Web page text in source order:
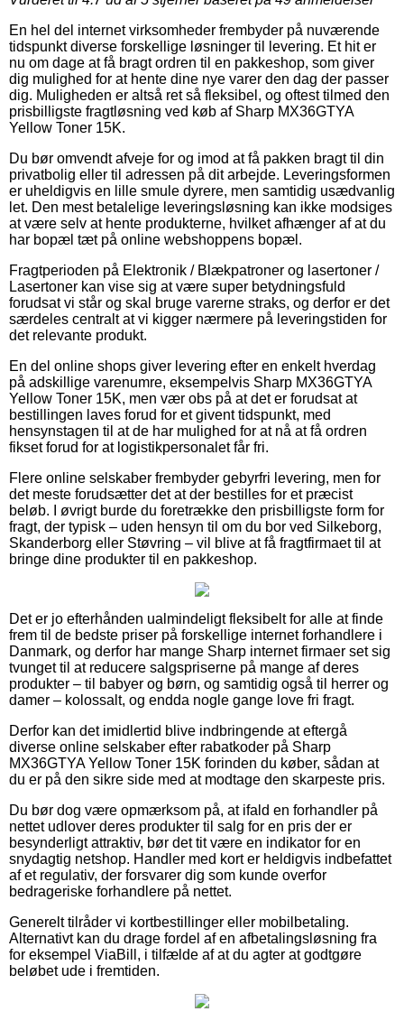
En hel del internet virksomheder frembyder på nuværende
tidspunkt diverse forskellige løsninger til levering. Et hit er
nu om dage at få bragt ordren til en pakkeshop, som giver
dig mulighed for at hente dine nye varer den dag der passer
dig. Muligheden er altså ret så fleksibel, og oftest tilmed den
prisbilligste fragtløsning ved køb af Sharp MX36GTYA
Yellow Toner 15K.
Du bør omvendt afveje for og imod at få pakken bragt til din
privatbolig eller til adressen på dit arbejde. Leveringsformen
er uheldigvis en lille smule dyrere, men samtidig usædvanlig
let. Den mest betalelige leveringsløsning kan ikke modsiges
at være selv at hente produkterne, hvilket afhænger af at du
har bopæl tæt på online webshoppens bopæl.
Fragtperioden på Elektronik / Blækpatroner og lasertoner /
Lasertoner kan vise sig at være super betydningsfuld
forudsat vi står og skal bruge varerne straks, og derfor er det
særdeles centralt at vi kigger nærmere på leveringstiden for
det relevante produkt.
En del online shops giver levering efter en enkelt hverdag
på adskillige varenumre, eksempelvis Sharp MX36GTYA
Yellow Toner 15K, men vær obs på at det er forudsat at
bestillingen laves forud for et givent tidspunkt, med
hensynstagen til at de har mulighed for at nå at få ordren
fikset forud for at logistikpersonalet får fri.
Flere online selskaber frembyder gebyrfri levering, men for
det meste forudsætter det at der bestilles for et præcist
beløb. I øvrigt burde du foretrække den prisbilligste form for
fragt, der typisk – uden hensyn til om du bor ved Silkeborg,
Skanderborg eller Støvring – vil blive at få fragtfirmaet til at
bringe dine produkter til en pakkeshop.
Det er jo efterhånden ualmindeligt fleksibelt for alle at finde
frem til de bedste priser på forskellige internet forhandlere i
Danmark, og derfor har mange Sharp internet firmaer set sig
tvunget til at reducere salgspriserne på mange af deres
produkter – til babyer og børn, og samtidig også til herrer og
damer – kolossalt, og endda nogle gange love fri fragt.
Derfor kan det imidlertid blive indbringende at eftergå
diverse online selskaber efter rabatkoder på Sharp
MX36GTYA Yellow Toner 15K forinden du køber, sådan at
du er på den sikre side med at modtage den skarpeste pris.
Du bør dog være opmærksom på, at ifald en forhandler på
nettet udlover deres produkter til salg for en pris der er
besynderligt attraktiv, bør det tit være en indikator for en
snydagtig netshop. Handler med kort er heldigvis indbefattet
af et regulativ, der forsvarer dig som kunde overfor
bedrageriske forhandlere på nettet.
Generelt tilråder vi kortbestillinger eller mobilbetaling.
Alternativt kan du drage fordel af en afbetalingsløsning fra
for eksempel ViaBill, i tilfælde af at du agter at godtgøre
beløbet ude i fremtiden.